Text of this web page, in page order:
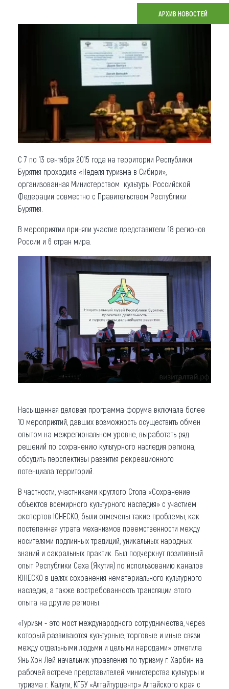
Коллекция впечатлений
Другие рубрики
АРХИВ НОВОСТЕЙ
С 7 по 13 сентября 2015 года на территории Республики
Бурятия проходила «Неделя туризма в Сибири»,
организованная Министерством культуры Российской
Федерации совместно с Правительством Республики
Бурятия.
В мероприятии приняли участие представители 18 регионов
России и 6 стран мира.
Насыщенная деловая программа форума включала более
10 мероприятий, давших возможность осуществить обмен
опытом на межрегиональном уровне, выработать ряд
решений по сохранению культурного наследия региона,
обсудить перспективы развития рекреационного
потенциала территорий.
В частности, участниками круглого Стола «Сохранение
объектов всемирного культурного наследия» с участием
экспертов ЮНЕСКО, были отмечены такие проблемы, как
постепенная утрата механизмов преемственности между
носителями подлинных традиций, уникальных народных
знаний и сакральных практик. Был подчеркнут позитивный
опыт Республики Саха (Якутия) по использованию каналов
ЮНЕСКО в целях сохранения нематериального культурного
наследия, а также востребованность трансляции этого
опыта на другие регионы.
«Туризм - это мост международного сотрудничества, через
который развиваются культурные, торговые и иные связи
между отдельными людьми и целыми народами» отметила
Янь Хон Лей начальник управления по туризму г. Харбин на
рабочей встрече представителей министерства культуры и
туризма г. Калуги, КГБУ «Алтайтурцентр» Алтайского края с